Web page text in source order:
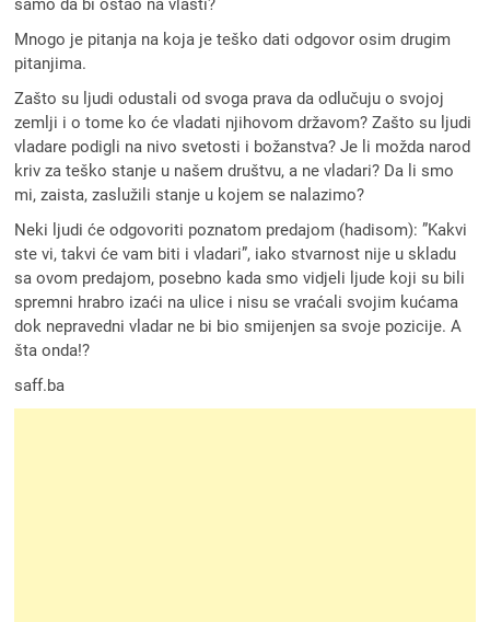
samo da bi ostao na vlasti?
Mnogo je pitanja na koja je teško dati odgovor osim drugim
pitanjima.
Zašto su ljudi odustali od svoga prava da odlučuju o svojoj
zemlji i o tome ko će vladati njihovom državom? Zašto su ljudi
vladare podigli na nivo svetosti i božanstva? Je li možda narod
kriv za teško stanje u našem društvu, a ne vladari? Da li smo
mi, zaista, zaslužili stanje u kojem se nalazimo?
Neki ljudi će odgovoriti poznatom predajom (hadisom): ”Kakvi
ste vi, takvi će vam biti i vladari”, iako stvarnost nije u skladu
sa ovom predajom, posebno kada smo vidjeli ljude koji su bili
spremni hrabro izaći na ulice i nisu se vraćali svojim kućama
dok nepravedni vladar ne bi bio smijenjen sa svoje pozicije. A
šta onda!?
saff.ba